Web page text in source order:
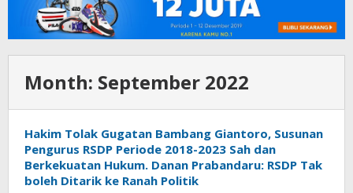
Month: September 2022
Hakim Tolak Gugatan Bambang Giantoro, Susunan
Pengurus RSDP Periode 2018-2023 Sah dan
Berkekuatan Hukum. Danan Prabandaru: RSDP Tak
boleh Ditarik ke Ranah Politik